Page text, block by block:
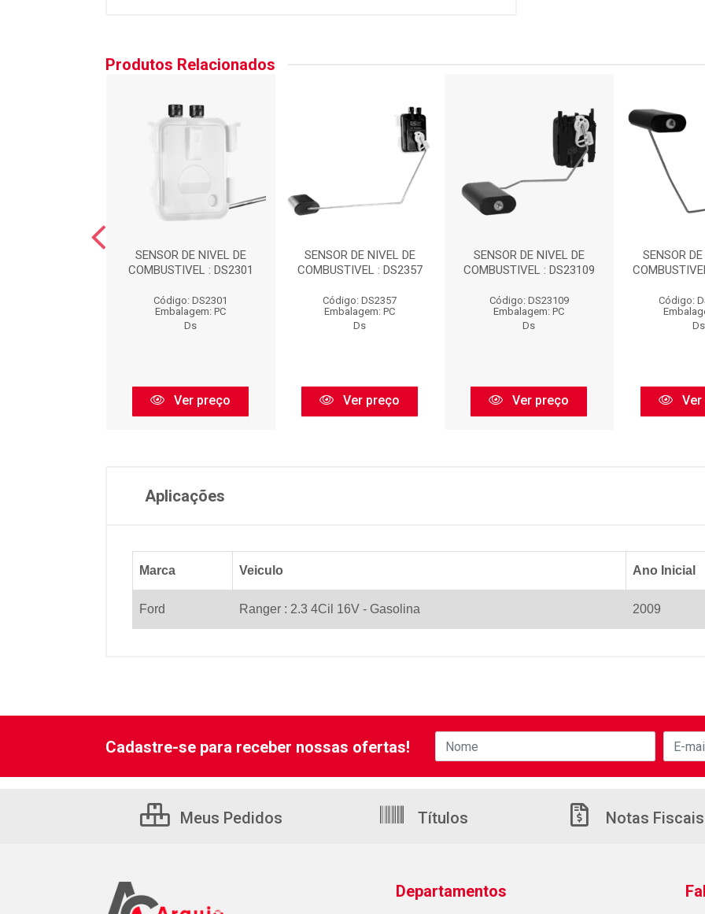
Produtos Relacionados
SENSOR DE NIVEL DE
COMBUSTIVEL : DS2301
Código: DS2301
Embalagem: PC
Ds
Ver preço
SENSOR DE NIVEL DE
COMBUSTIVEL : DS2357
Código: DS2357
Embalagem: PC
Ds
Ver preço
SENSOR DE NIVEL DE
COMBUSTIVEL : DS23109
Código: DS23109
Embalagem: PC
Ds
Ver preço
SENSOR
Código:
Ds
Aplicações
Marca Veiculo Ano Inicial
Ford Ranger : 2.3 4Cil 16V - Gasolina 2009
Cadastre-se para receber nossas ofertas!
Meus Pedidos Títulos Notas Fiscais
Departamentos